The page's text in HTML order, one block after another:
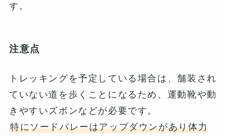
す。
注意点
トレッキングを予定している場合は、舗装され
ていない道を歩くことになるため、運動靴や動
きやすいズボンなどが必要です。
特にソードバレーはアップダウンがあり体力